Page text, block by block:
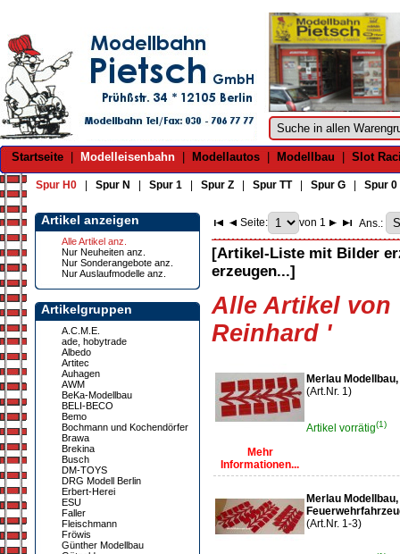
Startseite Modelleisenbahn Modellautos Modellbau Slot
Spur H0 Spur N Spur 1 Spur Z Spur TT| Spur G Spur 0
Artikel anzeigen
Alle Artikel anz.
Nur Neuheiten anz.
Nur Sonderangebote anz.
Nur Auslaufmodelle anz.
Artikelgruppen
A.C.M.E.
ade, hobytrade
Albedo
Artitec
Auhagen
AWM
BeKa-Modellbau
BELI-BECO
Bemo
Bochmann und Kochendörfer
Brawa
Brekina
Busch
DM-TOYS
DRG Modell Berlin
Erbert-Herei
ESU
Faller
Fleischmann
Fröwis
Günther Modellbau
Seite: von 1 Ans.:
[Artikel-Liste mit Bilder
erzeugen...]
Alle Artikel von
Reinhard '
Mehr
Informationen...
Merlau
(Art.Nr. 1)
Artikel vorrätig(1)
Merlau
(Art.Nr. 1-3)